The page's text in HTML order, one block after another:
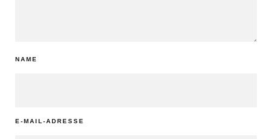
NAME
E-MAIL-ADRESSE